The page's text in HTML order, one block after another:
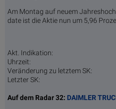
Am Montag auf neuem
date ist die Aktie nun um 5,96
Akt. Indikation:
Uhrzeit:
Veränderung zu letztem SK:
Letzter SK:
Auf dem Radar 32: DAIMLER